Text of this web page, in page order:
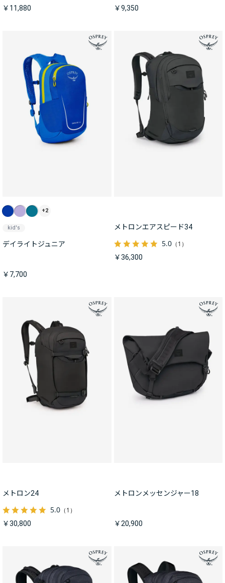
￥11,880 ￥9,350
+2
kid's
デイライトジュニア
￥7,700
メトロンエアスピード34
5.0（1）
￥36,300
メトロン24
5.0 （1）
￥30,800
メトロンメッセンジャー18
￥20,900